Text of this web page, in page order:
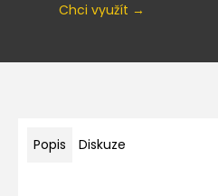
Chci využít →
Popis Diskuze